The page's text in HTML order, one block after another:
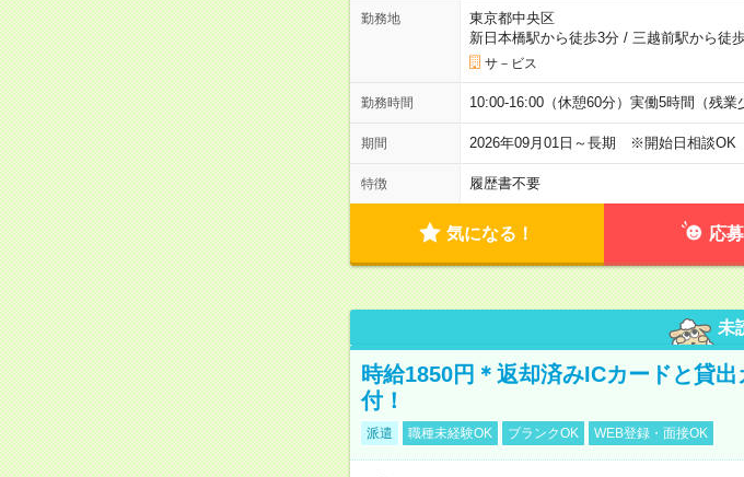
勤務地
東京都中央区
新日本橋駅から徒歩3分/ 三越前駅から徒
サ－ビス
勤務時間 10:00-16:00（休憩60分）実働5時間（残業
期間 2026年09月01日～長期 ※開始日相談
特徴 履歴書不要
気になる！ 応
未
時給1850円＊返却済みICカードと貸
付！
派遣 職種未経験OK ブランクOK WEB登録・面接OK